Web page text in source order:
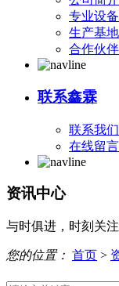
专业设备
生产基地
合作伙伴
联系鑫霖
联系我们
在线留言
资讯中心
与时俱进，时刻关
您的位置： 首页 >